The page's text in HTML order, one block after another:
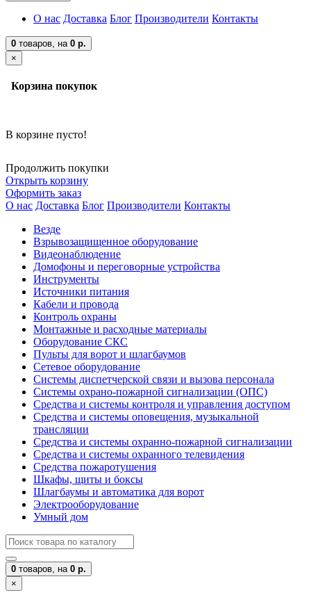
О нас Доставка Блог Производители Контакты
0 товаров, на 0 р.
×
Корзина покупок
В корзине пусто!
Продолжить покупки
Открыть корзину
Оформить заказ
О нас Доставка Блог Производители Контакты
Везде
Взрывозащищенное оборудование
Видеонаблюдение
Домофоны и переговорные устройства
Инструменты
Источники питания
Кабели и провода
Контроль охраны
Монтажные и расходные материалы
Оборудование СКС
Пульты для ворот и шлагбаумов
Сетевое оборудование
Системы диспетчерской связи и вызова персонала
Системы охрано-пожарной сигнализации (ОПС)
Средства и системы контроля и управления доступом
Средства и системы оповещения, музыкальной
трансляции
Средства и системы охранно-пожарной сигнализации
Средства и системы охранного телевидения
Средства пожаротушения
Шкафы, щиты и боксы
Шлагбаумы и автоматика для ворот
Электрооборудование
Умный дом
0 товаров, на 0 р.
×